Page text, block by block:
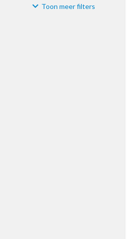
Materiaal Toon meer filters